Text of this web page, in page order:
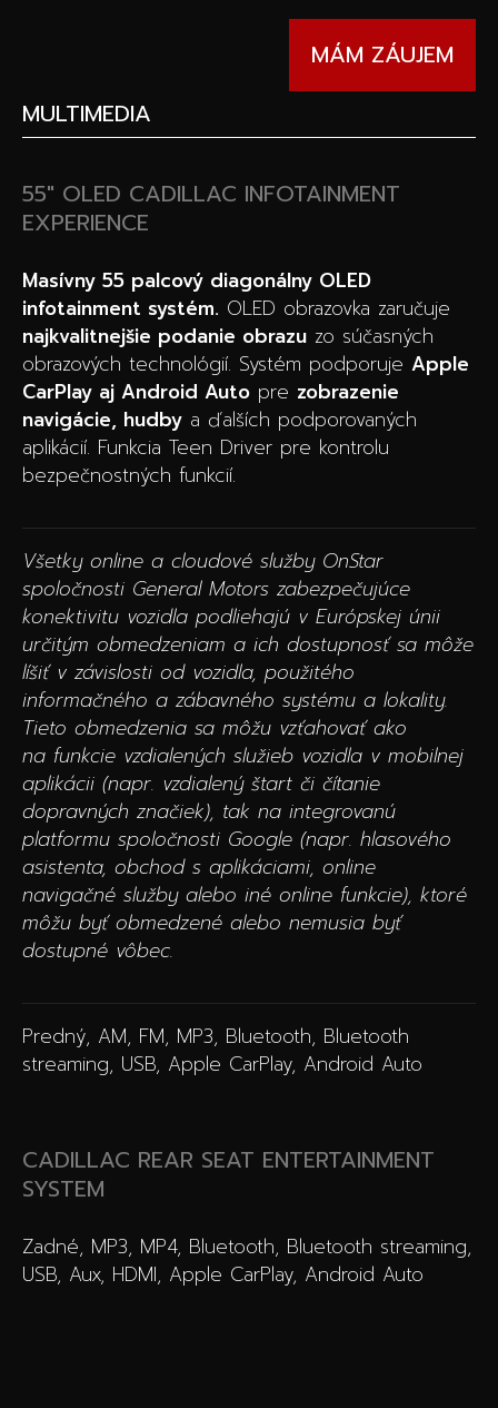
MÁM ZÁUJEM
MULTIMEDIA
55″ OLED CADILLAC INFOTAINMENT
EXPERIENCE
Masívny 55 palcový diagonálny OLED
infotainment systém. OLED obrazovka zaručuje
najkvalitnejšie podanie obrazu zo súčasných
obrazových technológií. Systém podporuje Apple
CarPlay aj Android Auto pre zobrazenie
navigácie, hudby a ďalších podporovaných
aplikácií. Funkcia Teen Driver pre kontrolu
bezpečnostných funkcií.
Všetky online a cloudové služby OnStar
spoločnosti General Motors zabezpečujúce
konektivitu vozidla podliehajú v Európskej únii
určitým obmedzeniam a ich dostupnosť sa môže
líšiť v závislosti od vozidla, použitého
informačného a zábavného systému a lokality.
Tieto obmedzenia sa môžu vzťahovať ako
na funkcie vzdialených služieb vozidla v mobilnej
aplikácii (napr. vzdialený štart či čítanie
dopravných značiek), tak na integrovanú
platformu spoločnosti Google (napr. hlasového
asistenta, obchod s aplikáciami, online
navigačné služby alebo iné online funkcie), ktoré
môžu byť obmedzené alebo nemusia byť
dostupné vôbec.
Predný, AM, FM, MP3, Bluetooth, Bluetooth
streaming, USB, Apple CarPlay, Android Auto
CADILLAC REAR SEAT ENTERTAINMENT
SYSTEM
Zadné, MP3, MP4, Bluetooth, Bluetooth streaming,
USB, Aux, HDMI, Apple CarPlay, Android Auto